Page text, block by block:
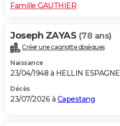
Carte de Noël
Carte Bonne année
Carte Saint-Valentin
Carte Pâques
Carte d'anniversaire
DICTIONNAIRE
Dictionnaire
Biographies
Citations
Expressions
Proverbes
PROGRAMME TV
S'inscrire
Se connecter
Lycées
Collèges
Primaires
Universités
Entreprises
Service militaire
Avis de recherche
AVIS DE DÉCÈS
Famille GAUTHIER
Joseph ZAYAS (78 ans)
Créer une cagnotte obsèques
Naissance
23/04/1948 à HELLIN ESPAGNE
Décès
23/07/2026 à Capestang